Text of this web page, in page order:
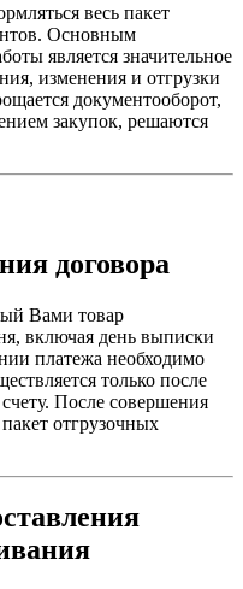
весь пакет
Основным
является значительное
изменения и отгрузки
документооборот,
закупок, решаются
договора
Вами товар
включая день выписки
платежа необходимо
только после
После совершения
отгрузочных